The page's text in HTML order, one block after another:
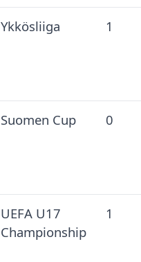
Ykkösliiga 1
Suomen Cup 0
UEFA U17
Championship
1